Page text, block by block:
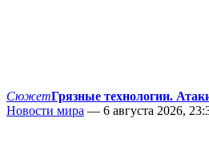
СюжетГрязные технологии.
Новости мира — 6 августа 2026,